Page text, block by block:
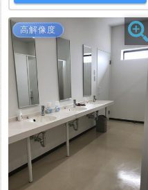
高解像度